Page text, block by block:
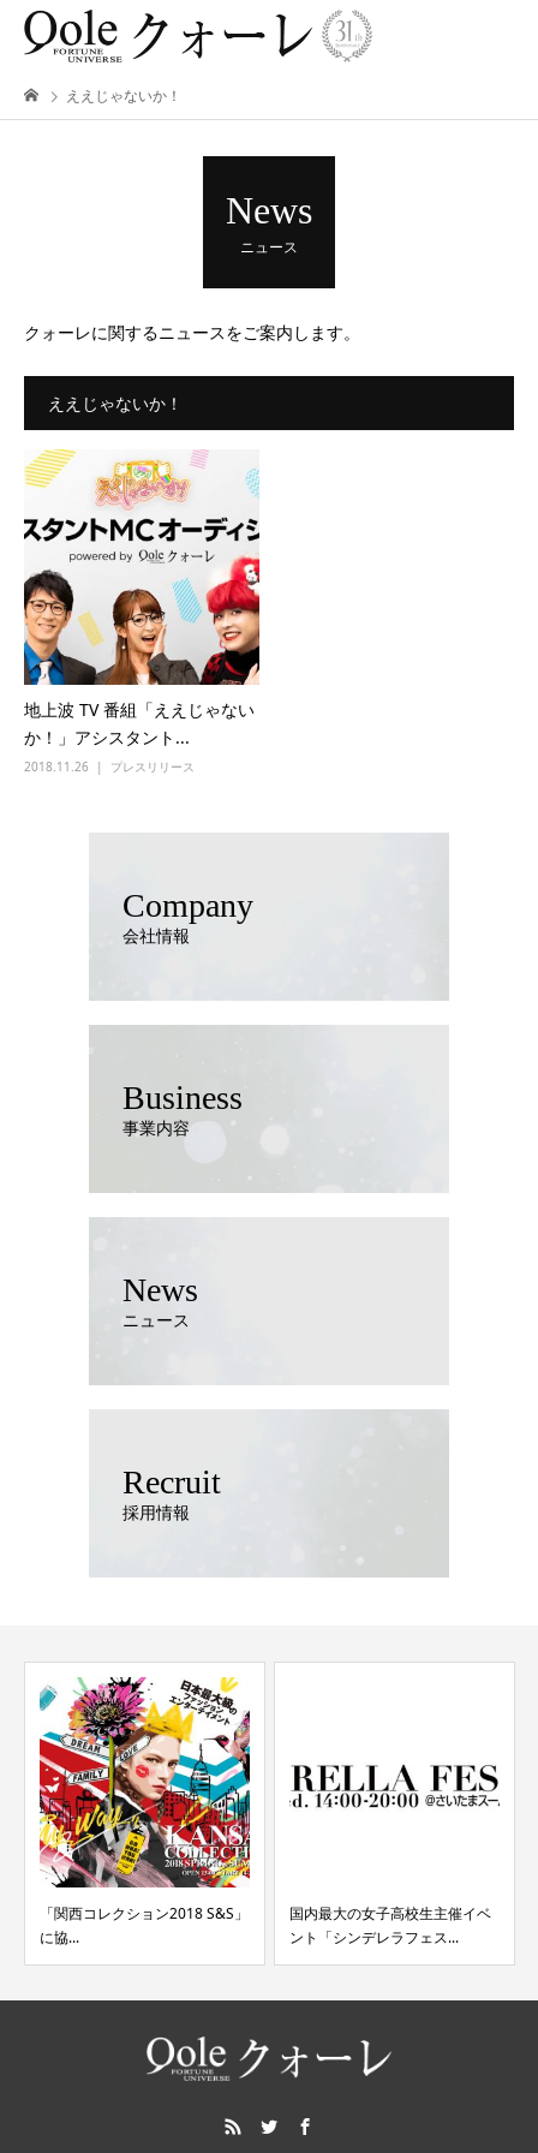
ええじゃないか！
News
ニュース
クォーレに関するニュースをご案内します。
ええじゃないか！
地上波 TV 番組「ええじゃない
か！」アシスタント...
2018.11.26 プレスリリース
Company
会社情報
Business
事業内容
News
ニュース
Recruit
採用情報
「関西コレクション2018 S&S」
に協...
国内最大の女子高校生主催イベ
ント「シンデレラフェス...